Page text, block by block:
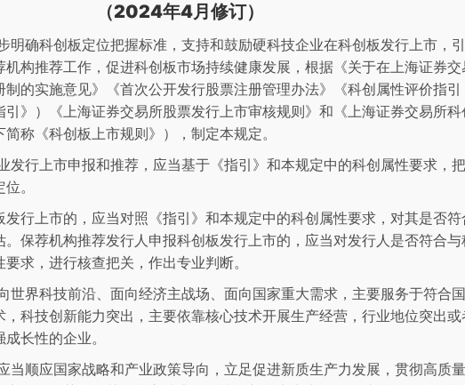
（2024年4月修订）
明确科创板定位把握标准，支持和鼓励硬科技企业在科创板发行上市，
机构推荐工作，促进科创板市场持续健康发展，根据《关于在上海证券交
制的实施意见》《首次公开发行股票注册管理办法》《科创属性评价指引
》）《上海证券交易所股票发行上市审核规则》和《上海证券交易所科
称《科创板上市规则》），制定本规定。
发行上市申报和推荐，应当基于《指引》和本规定中的科创属性要求，
。
发行上市的，应当对照《指引》和本规定中的科创属性要求，对其是否符
保荐机构推荐发行人申报科创板发行上市的，应当对发行人是否符合与
求，进行核查把关，作出专业判断。
世界科技前沿、面向经济主战场、面向国家重大需求，主要服务于符合
，科技创新能力突出，主要依靠核心技术开展生产经营，行业地位突出或
长性的企业。
当顺应国家战略和产业政策导向，立足促进新质生产力发展，贯彻高质